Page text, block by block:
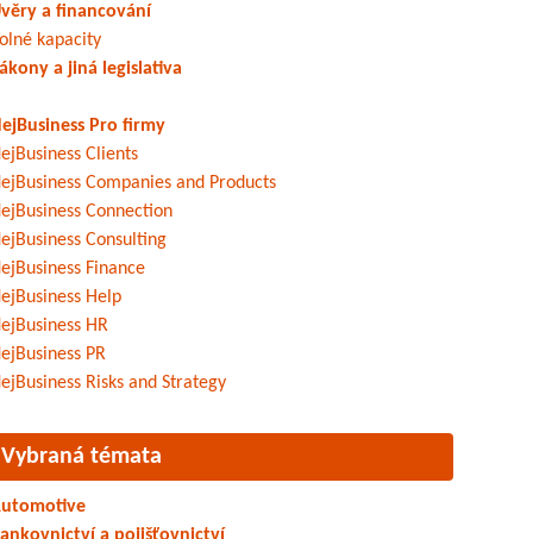
a financování
kapacity
a jiná legislativa
Pro firmy
Clients
Companies and Products
Connection
Consulting
Finance
Help
HR
PR
Risks and Strategy
Vybraná témata